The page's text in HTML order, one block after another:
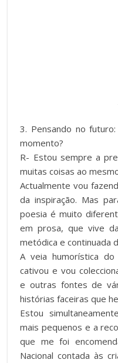
3. Pensando no
momento?
R- Estou sempre a
muitas coisas ao
Actualmente vou
da inspiração. Mas
poesia é muito
em prosa, que vive
metódica e continuada
A veia humorística
cativou e vou
e outras fontes de
histórias faceiras que
Estou
mais pequenos e a
que me foi
Nacional contada às